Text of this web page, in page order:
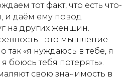
тот факт, что есть что-
и даём ему повод
на других женщин.
- это мышление
«я нуждаюсь в тебе, я
боюсь тебя потерять».
свою значимость в